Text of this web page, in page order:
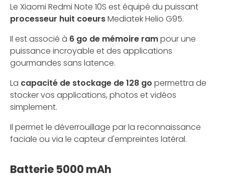
Le Xiaomi Redmi Note 10S est équipé du puissant
processeur huit coeursMediatek Helio G95.
Il est associé à 6 go de mémoire rampour une
puissance incroyable et des applications
gourmandes sans latence.
La capacité de stockage de 128 go permettra de
stocker vos applications, photos et vidéos
simplement.
Il permet le déverrouillage par la reconnaissance
faciale ou via le capteur d'empreintes latéral.
Batterie 5000 mAh